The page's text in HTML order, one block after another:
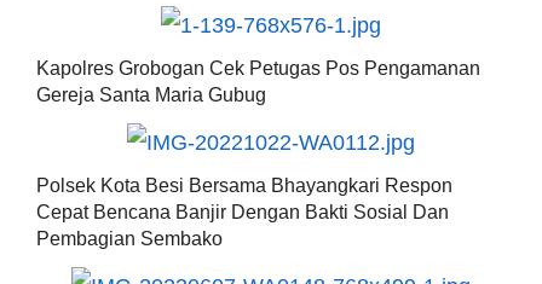
Kapolres Grobogan Cek Petugas Pos Pengamanan
Gereja Santa Maria Gubug
Polsek Kota Besi Bersama Bhayangkari Respon
Cepat Bencana Banjir Dengan Bakti Sosial Dan
Pembagian Sembako